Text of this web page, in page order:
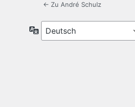
← Zu André Schulz
Sprache